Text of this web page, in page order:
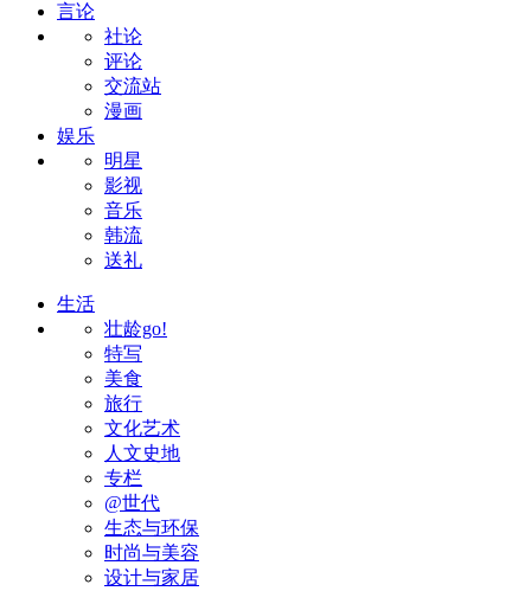
言论
社论
评论
交流站
漫画
娱乐
明星
影视
音乐
韩流
送礼
生活
壮龄go!
特写
美食
旅行
文化艺术
人文史地
专栏
@世代
生态与环保
时尚与美容
设计与家居